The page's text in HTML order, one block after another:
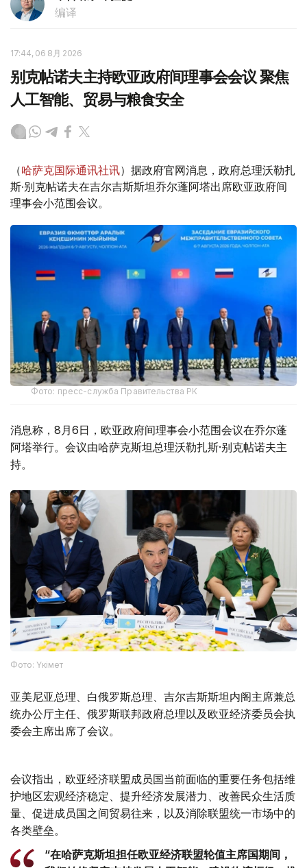
编译
17:44, 06 8月 2026
别克帖诺夫主持欧亚政府间理事会会议 聚焦
人工智能、贸易与粮食安全
（哈萨克国际通讯社讯）据政府官网消息，政府总理沃勒扎
斯·别克帖诺夫在吉尔吉斯斯坦乔尔蓬阿塔出席欧亚政府间
理事会小范围会议。
Фото: пресс-служба Правительства РК
消息称，8月6日，欧亚政府间理事会小范围会议在乔尔蓬
阿塔举行。会议由哈萨克斯坦总理沃勒扎斯·别克帖诺夫主
持。
Фото: Үкімет
亚美尼亚总理、白俄罗斯总理、吉尔吉斯斯坦内阁主席兼总
统办公厅主任、俄罗斯联邦政府总理以及欧亚经济委员会执
委会主席出席了会议。
会议指出，欧亚经济联盟成员国当前面临的重要任务包括维
护地区宏观经济稳定、提升经济发展潜力、改善民众生活质
量、促进成员国之间贸易往来，以及消除联盟统一市场中的
各类壁垒。
“在哈萨克斯坦担任欧亚经济联盟轮值主席国期间，